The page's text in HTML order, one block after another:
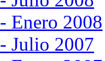
Enero 2008
Julio 2007